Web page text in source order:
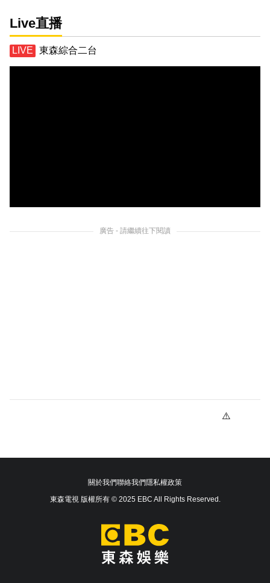
Live直播
東森綜合二台
廣告 - 請繼續往下閱讀
關於我們聯絡我們隱私權政策
東森電視 版權所有 © 2025 EBC All Rights Reserved.